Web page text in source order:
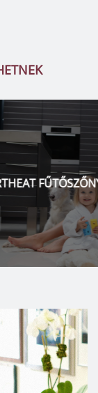
KFT.